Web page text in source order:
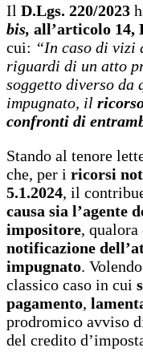
Il D.Lgs. 220/2023
bis, all’articolo 14,
cui: “In caso di vizi
riguardi di un atto
soggetto diverso da
impugnato, il
confronti di
Stando al tenore
che, per i ricorsi
5.1.2024, il
causa sia l’agente
impositore, qualora
notificazione
impugnato.
classico caso in cui
pagamento,
prodromico avviso
del credito